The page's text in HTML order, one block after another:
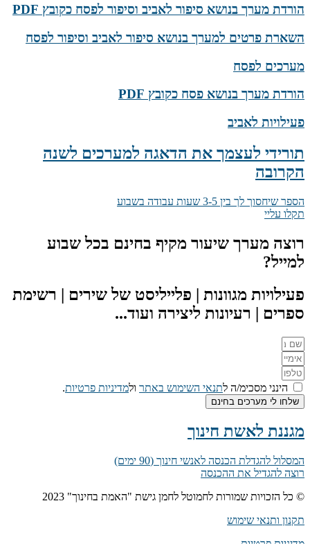
הורדת מערך בנושא סיפור לאביב וסיפור לפסח כקובץ PDF
השארת פרטים למערך בנושא סיפור לאביב וסיפור לפסח
מערכים לפסח
הורדת מערך בנושא פסח כקובץ PDF
פעילויות לאביב
תורידי לעצמך את הדאגה למערכים לשנה
הקרובה
הספר שיחסוך לך בין 3-5 שעות עבודה בשבוע
תקלו עליי
רוצה מערך שיעור מקיף בחינם בכל שבוע
למייל?
פעילויות מגוונות | פלייליסט של שירים | רשימת
ספרים | רעיונות ליצירה ועוד...
הינני מסכימ/ה לתנאי השימוש באתר ולמדיניות פרטיות.
שלחו לי מערכים בחינם
מגננת לאשת חינוך
המסלול להגדלת הכנסה לאנשי חינוך (90 ימים)
רוצה להגדיל את ההכנסה
© כל הזכויות שמורות לחמוטל לחמן גישת "האמת בחינוך" 2023
תקנון ותנאי שימוש